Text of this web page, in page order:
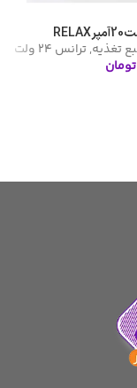
تغذیه,ترانس 24 ولت
تومان